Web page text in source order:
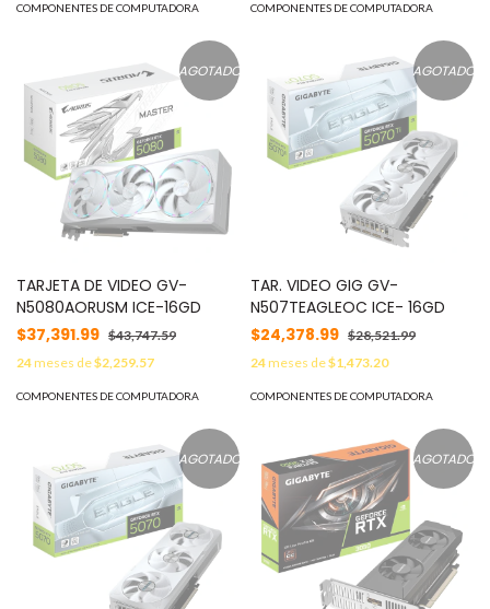
COMPONENTES DE COMPUTADORA COMPONENTES DE COMPUTADORA
AGOTADO
TARJETA DE VIDEO GV-
N5080AORUSM ICE-16GD
$37,391.99 $43,747.59
24meses de$2,259.57
COMPONENTES DE COMPUTADORA
AGOTADO
TAR. VIDEO GIG GV-
N507TEAGLEOC ICE- 16GD
$24,378.99 $28,521.99
24meses de$1,473.20
COMPONENTES DE COMPUTADORA
AGOTADO AGOTADO